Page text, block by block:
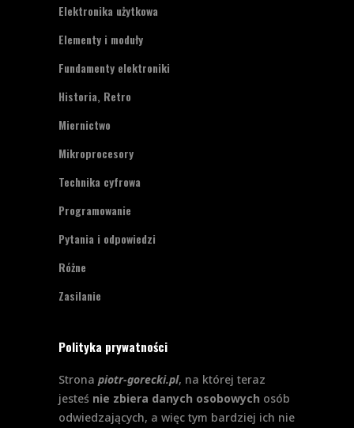
Elektronika użytkowa
Elementy i moduły
Fundamenty elektroniki
Historia, Retro
Miernictwo
Mikroprocesory
Technika cyfrowa
Programowanie
Pytania i odpowiedzi
Różne
Zasilanie
Polityka prywatności
Strona piotr-gorecki.pl, na której teraz
jesteś nie zbiera danych osobowych osób
odwiedzających, a więc tym bardziej ich nie